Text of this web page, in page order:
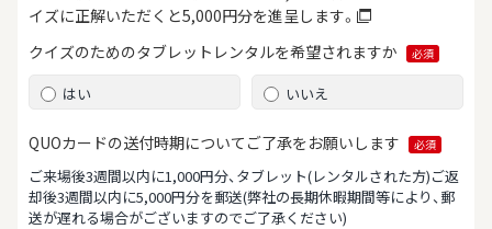
イズに正解いただくと5,000円分を進呈します。
クイズのためのタブレット レンタルを希望されますか 必須
はい いいえ
QUOカードの送付時期について ご了承をお願いします 必須
ご来場後3週間以内に1,000円分、タブレット(レンタルされた方)ご返
却後3週間以内に5,000円分を郵送(弊社の長期休暇期間等により、郵
送が遅れる場合がございますのでご了承ください)